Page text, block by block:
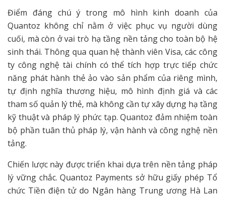
Điểm đáng chú ý trong mô hình kinh doanh của
Quantoz không chỉ nằm ở việc phục vụ người dùng
cuối, mà còn ở vai trò hạ tầng nền tảng cho toàn bộ hệ
sinh thái. Thông qua quan hệ thành viên Visa, các công
ty công nghệ tài chính có thể tích hợp trực tiếp chức
năng phát hành thẻ ảo vào sản phẩm của riêng mình,
tự định nghĩa thương hiệu, mô hình định giá và các
tham số quản lý thẻ, mà không cần tự xây dựng hạ tầng
kỹ thuật và pháp lý phức tạp. Quantoz đảm nhiệm toàn
bộ phần tuân thủ pháp lý, vận hành và công nghệ nền
tảng.
Chiến lược này được triển khai dựa trên nền tảng pháp
lý vững chắc. Quantoz Payments sở hữu giấy phép Tổ
chức Tiền điện tử do Ngân hàng Trung ương Hà Lan